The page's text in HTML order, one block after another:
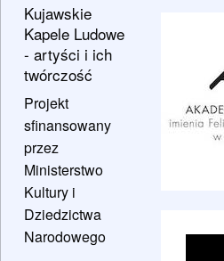
Kujawskie
Kapele Ludowe
- artyści i ich
twórczość
Projekt
sfinansowany
przez
Ministerstwo
Kultury i
Dziedzictwa
Narodowego